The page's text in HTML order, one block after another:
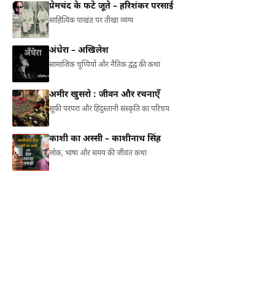
प्रेमचंद के फटे जूते – हरिशंकर परसाई
साहित्यिक पाखंड पर तीखा व्यंग्य
अंधेरा – अखिलेश
सामाजिक चुप्पियों और नैतिक द्वंद्व की कथा
अमीर खुसरो : जीवन और रचनाएँ
सूफ़ी परंपरा और हिंदुस्तानी संस्कृति का परिचय
काशी का अस्सी – काशीनाथ सिंह
लोक, भाषा और समय की जीवंत कथा